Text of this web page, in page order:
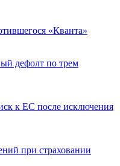
«Кванта»
дефолт по трем
к ЕС после исключения
при страховании